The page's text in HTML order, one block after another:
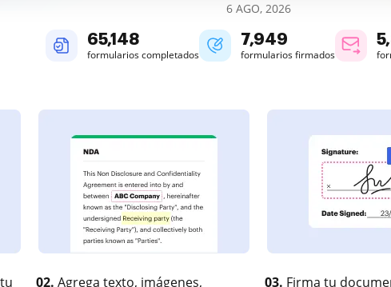
6 AGO, 2026
65,149
formularios completados
7,949
formularios firmados
02. Agrega texto, imágenes,
03. Firma tu